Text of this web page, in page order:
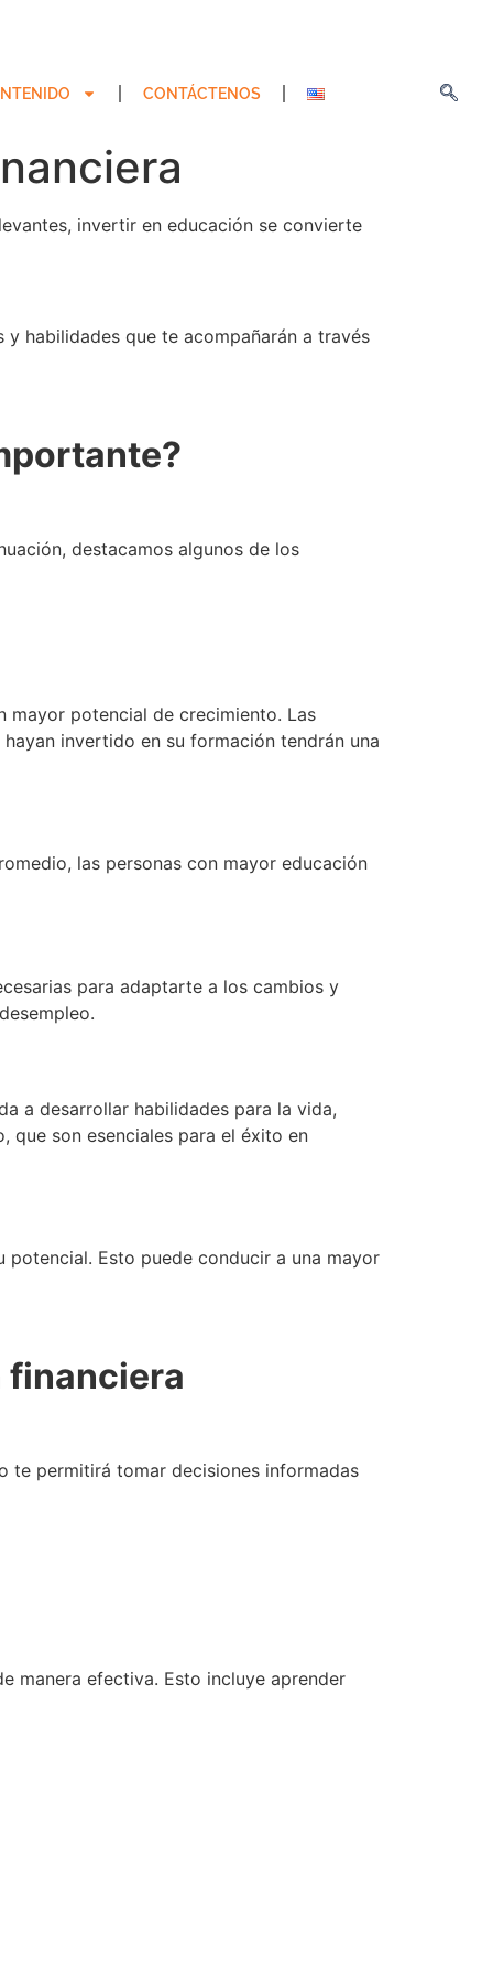
CONTÁCTENOS
invertir en educación se convierte
habilidades que te acompañarán a través
destacamos algunos de los
mayor potencial de crecimiento. Las
invertido en su formación tendrán una
las personas con mayor educación
para adaptarte a los cambios y
a desarrollar habilidades para la vida,
que son esenciales para el éxito en
Esto puede conducir a una mayor
financiera
te permitirá tomar decisiones informadas
manera efectiva. Esto incluye aprender